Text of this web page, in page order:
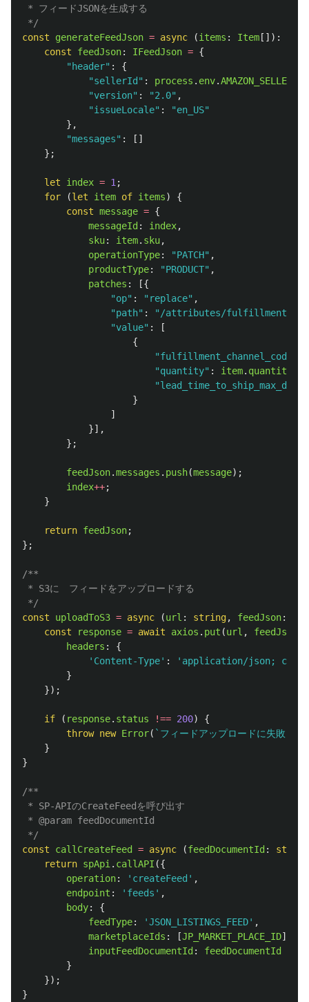
* フィードJSONを生成する
*/
const
generateFeedJson = async (items : Item []):
const
feedJson: IFeedJson = {
" header" :
{
"sellerId " : process . env.AMAZON_SELLER_ID
"version" : "2.0" ,
"issueLocale" : "en_US"
},
"messages" :
[]
};
let index = 1 ;
for
(let item of items)
{
const message = {
messageId : index,
sku: item. sku,
operationType: "PATCH" ,
productType: "PRODUCT" ,
patches :
[{
"op" : " replace" ,
"path" : " /attributes/
"value" :
[
{
"fulfillment_channel_code
"quantity" : item. quantity
"lead_time_to_ship_max_days
}
]
}],
};
feedJson.messages . push(message);
index++;
}
return feedJson;
};
/**
* S3に　フィードをアップロードする
*/
const
uploadToS3 = async (url : string, feedJson:
const
response = await axios . put (url , feedJson
headers :
{
' Content-Type' : ' application/json;
}
});
if ( response. status !== 200)
{
throw new Error( `フィードアップロードに失敗
}
}
/**
* SP-APIのCreateFeedを呼び出す
* @param feedDocumentId
*/
const
callCreateFeed = async (feedDocumentId :
string
return spApi . callAPI ({
operation: ' createFeed ' ,
endpoint : ' feeds ' ,
body:
{
feedType: 'JSON_LISTINGS_FEED' ,
marketplaceIds : [JP_MARKET_PLACE_ID],
inputFeedDocumentId :
feedDocumentId
}
});
}